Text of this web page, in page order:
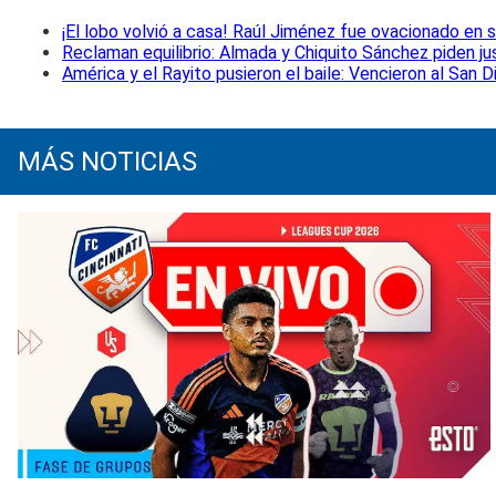
¡El lobo volvió a casa! Raúl Jiménez fue ovacionado
Reclaman equilibrio: Almada y Chiquito Sánchez piden
América y el Rayito pusieron el baile: Vencieron al San
MÁS NOTICIAS